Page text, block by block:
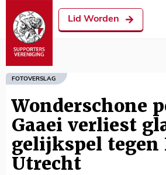
Lid Worden
FOTOVERSLAG
Wonderschone
Gaaei verliest
gelijkspel tegen
Utrecht